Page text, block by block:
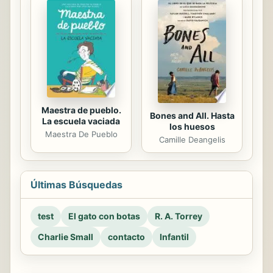
Maestra de pueblo.
La escuela vaciada
Maestra De Pueblo
Bones and All. Hasta
los huesos
Camille Deangelis
Últimas Búsquedas
test El gato con botas
R. A. Torrey
Charlie Small
contacto Infantil